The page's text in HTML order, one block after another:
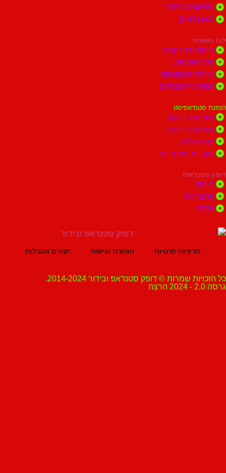
הבידור
דופק
קרובות
ומקומות
סטנדאפ
רווקות
רווקים
ומוסדות
לנו
מדיניות פרטיות הצהרת נגישות תנאים והגבלות
שמרות © דופק סטנדאפ ובידור 2014-2024.